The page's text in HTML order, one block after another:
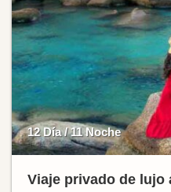
12 Día / 11 Noche
Viaje privado de lujo